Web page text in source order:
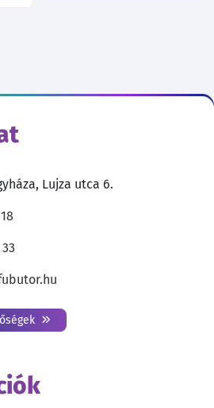
Lujza utca 6.